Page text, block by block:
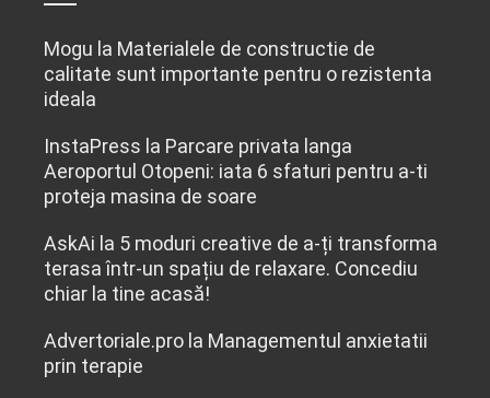
Mogu la Materialele de constructie de
calitate sunt importante pentru o rezistenta
ideala
InstaPress la Parcare privata langa
Aeroportul Otopeni: iata 6 sfaturi pentru a-ti
proteja masina de soare
AskAi la 5 moduri creative de a-ți transforma
terasa într-un spațiu de relaxare. Concediu
chiar la tine acasă!
Advertoriale.pro la Managementul anxietatii
prin terapie